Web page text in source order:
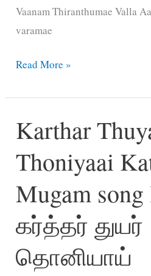
Vaanam Thiranthumae Valla
varamae
பூரண
பொழிந்திடுமே
–
Poorana
Aaseer
Pozhinthidumae
Read More »
Karthar
Thoniyaai
Mugam
கர்த்தர் துயர்
தொனியாய்